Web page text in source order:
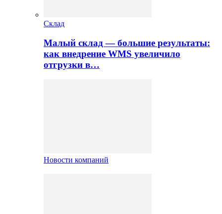
Склад
Малый склад — большие результаты:
как внедрение WMS увеличило
отгрузки в…
Новости компаний